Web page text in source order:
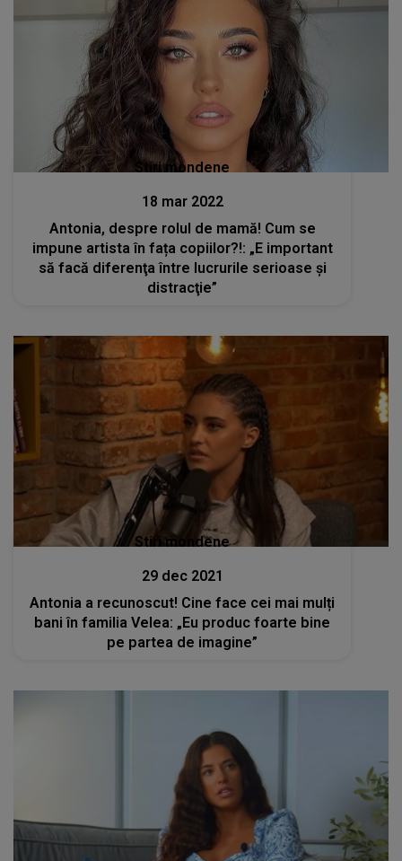
Stiri mondene
18 mar 2022
Antonia, despre rolul de mamă! Cum se
impune artista în fața copiilor?!: „E important
să facă diferenţa între lucrurile serioase şi
distracţie”
Stiri mondene
29 dec 2021
Antonia a recunoscut! Cine face cei mai mulți
bani în familia Velea: „Eu produc foarte bine
pe partea de imagine”